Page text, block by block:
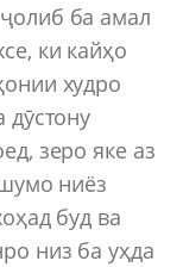
ба амал
ки кайҳо
худро
зеро яке аз
ниёз
буд ва
низ ба уҳда